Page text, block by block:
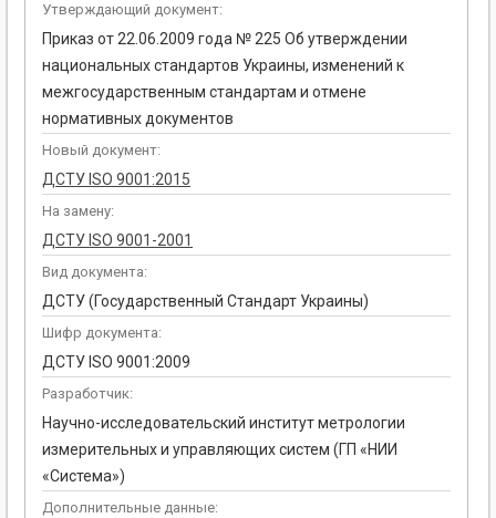
Утверждающий документ:
Приказ от 22.06.2009 года № 225 Об утверждении
национальных стандартов Украины, изменений к
межгосударственным стандартам и отмене
нормативных документов
Новый документ:
ДСТУ ISO 9001:2015
На замену:
ДСТУ ISO 9001-2001
Вид документа:
ДСТУ (Государственный Стандарт Украины)
Шифр документа:
ДСТУ ISO 9001:2009
Разработчик:
Научно-исследовательский институт метрологии
измерительных и управляющих систем (ГП «НИИ
«Система»)
Дополнительные данные: